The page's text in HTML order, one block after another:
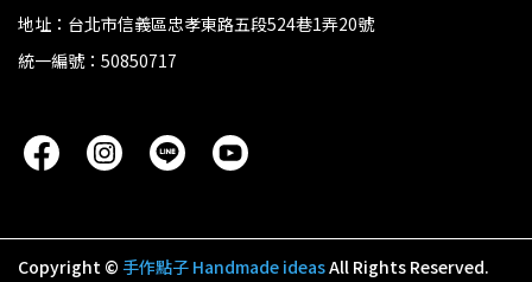
地址：台北市信義區忠孝東路五段524巷1弄20號
統一編號：50850717
Copyright © 手作點子 Handmade ideasAll Rights Reserved.